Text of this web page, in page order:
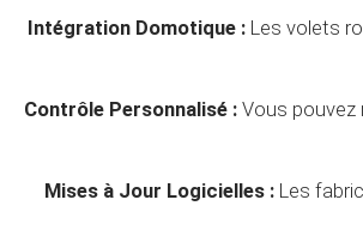
Intégration Domotique : Les volets
Contrôle Personnalisé :Vous pouvez
Mises à Jour Logicielles : Les